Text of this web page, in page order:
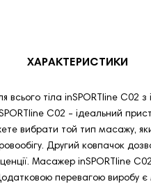
ХАРАКТЕРИСТИКИ
всього тіла inSPORTline C02
C02 - ідеальний
вибрати той тип масажу,
Другий ковпачок
Масажер inSPORTline
перевагою виробу є